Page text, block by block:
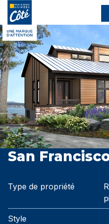
San
Type de propriété
Style